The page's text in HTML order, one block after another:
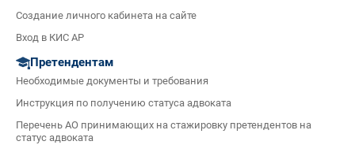
Создание личного кабинета на сайте
Вход в КИС АР
Претендентам
Необходимые документы и требования
Инструкция по получению статуса адвоката
Перечень АО принимающих на стажировку претендентов на
статус адвоката